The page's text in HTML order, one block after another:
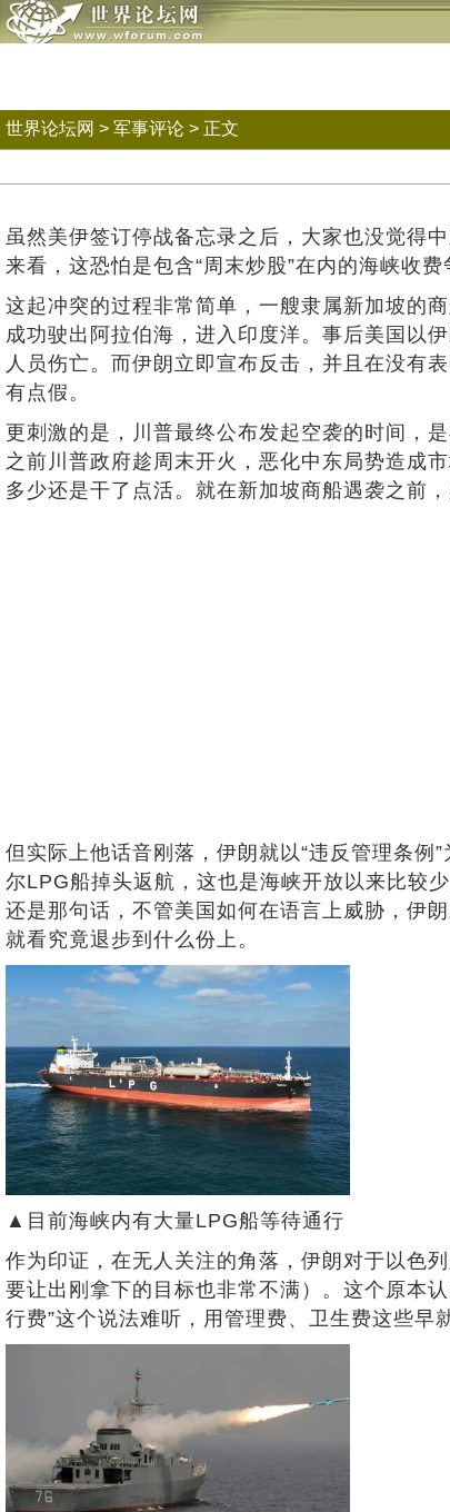
世界论坛网 > 军事评论 > 正文
虽然美伊签订停战备忘录之后，大家也没觉得
来看，这恐怕是包含“周末炒股”在内的海峡收费
这起冲突的过程非常简单，一艘隶属新加坡的
成功驶出阿拉伯海，进入印度洋。事后美国以
人员伤亡。而伊朗立即宣布反击，并且在没有
有点假。
更刺激的是，川普最终公布发起空袭的时间，
之前川普政府趁周末开火，恶化中东局势造成
多少还是干了点活。就在新加坡商船遇袭之前
但实际上他话音刚落，伊朗就以“违反管理条
尔LPG船掉头返航，这也是海峡开放以来比较
还是那句话，不管美国如何在语言上威胁，伊
就看究竟退步到什么份上。
▲目前海峡内有大量LPG船等待通行
作为印证，在无人关注的角落，伊朗对于以色
要让出刚拿下的目标也非常不满）。这个原本
行费”这个说法难听，用管理费、卫生费这些早